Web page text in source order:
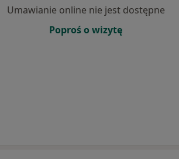
Umawianie online nie jest dostępne
Poproś o wizytę